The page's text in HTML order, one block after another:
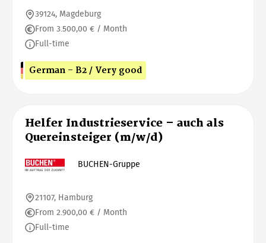
39124, Magdeburg
From 3.500,00 € / Month
Full-time
German - B2 / Very good
Helfer Industrieservice – auch als
Quereinsteiger (m/w/d)
BUCHEN-Gruppe
21107, Hamburg
From 2.900,00 € / Month
Full-time